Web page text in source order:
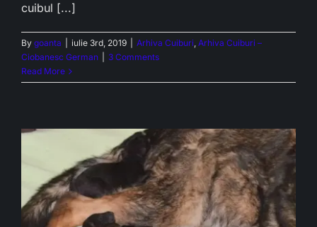
cuibul [...]
By goanta iulie 3rd, 2019 Arhiva Cuiburi, Arhiva Cuiburi –
Ciobanesc German
3 Comments
Read More